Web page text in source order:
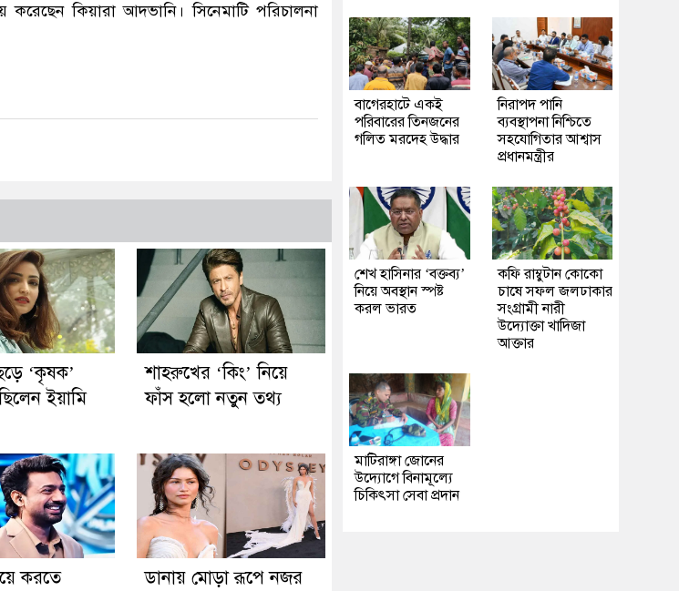
কিয়ারা আদভানি। সিনেমাটি পরিচালনা
‘কৃষক’
ইয়ামি
শাহরুখের ‘কিং’ নিয়ে
ফাঁস হলো নতুন তথ্য
করতে
ডানায় মোড়া রূপে নজর
‎বাগেরহাটে একই
পরিবারের তিনজনের
গলিত মরদেহ উদ্ধার
নিরাপদ পানি
ব্যবস্থাপনা নিশ্চিতে
সহযোগিতার আশ্বাস
প্রধানমন্ত্রীর
শেখ হাসিনার ‘বক্তব্য’
নিয়ে অবস্থান স্পষ্ট
করল ভারত
কফি রাম্বুটান কোকো
চাষে সফল জলঢাকার
সংগ্রামী নারী
উদ্যোক্তা খাদিজা
আক্তার
মাটিরাঙ্গা জোনের
উদ্যোগে বিনামূল্যে
চিকিৎসা সেবা প্রদান